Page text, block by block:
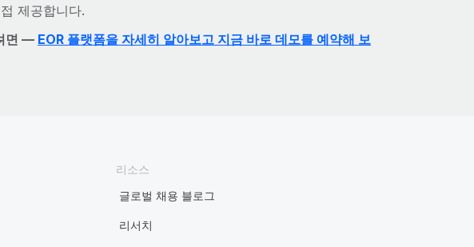
제공합니다.
면 — EOR 플랫폼을 자세히 알아보고 지금 바로 데모를 예약해 보
리소스
글로벌 채용 블로그
리서치